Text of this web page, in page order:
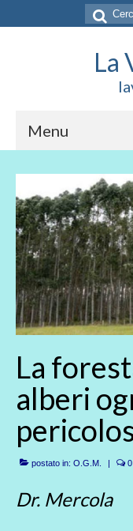
Cerca:
La
Menu
HOME
CHI SIAMO
SOCIAL
SOSTIENICI
CONTATTI
La
alberi
postato in: O.G.M. | 0
Dr. Mercola